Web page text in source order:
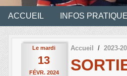
ACCUEIL INFOS
Le mardi
13
FÉVR. 2024
Accueil 2023-